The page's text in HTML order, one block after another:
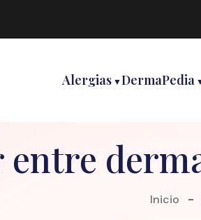
Alergias DermaPedia
entre
Inicio